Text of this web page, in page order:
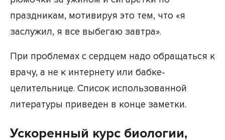
праздникам, мотивируя это тем, что «я
заслужил, я все выбегаю завтра».
При проблемах с сердцем надо обращаться к
врачу, а не к интернету или бабке-
целительнице. Список использованной
литературы приведен в конце заметки.
Ускоренный курс биологии,